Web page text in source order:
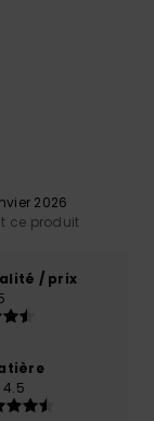
2026
ce produit
/ prix
4.5